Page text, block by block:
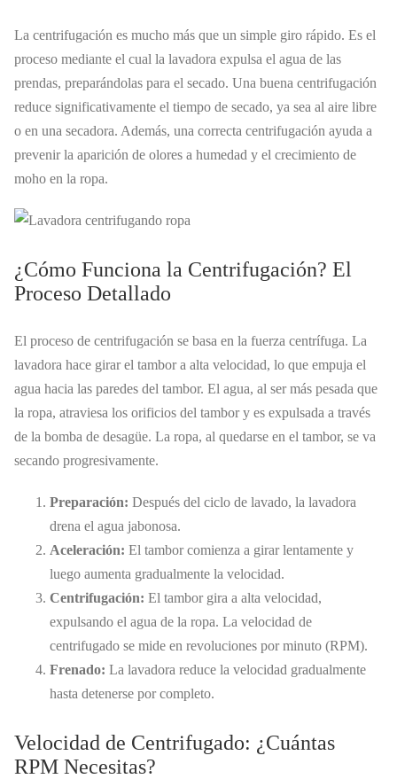
La centrifugación es mucho más que un simple giro rápido. Es el
proceso mediante el cual la lavadora expulsa el agua de las
prendas, preparándolas para el secado. Una buena centrifugación
reduce significativamente el tiempo de secado, ya sea al aire libre
o en una secadora. Además, una correcta centrifugación ayuda a
prevenir la aparición de olores a humedad y el crecimiento de
moho en la ropa.
¿Cómo Funciona la Centrifugación? El
Proceso Detallado
El proceso de centrifugación se basa en la fuerza centrífuga. La
lavadora hace girar el tambor a alta velocidad, lo que empuja el
agua hacia las paredes del tambor. El agua, al ser más pesada que
la ropa, atraviesa los orificios del tambor y es expulsada a través
de la bomba de desagüe. La ropa, al quedarse en el tambor, se va
secando progresivamente.
Preparación: Después del ciclo de lavado, la lavadora
drena el agua jabonosa.
Aceleración: El tambor comienza a girar lentamente y
luego aumenta gradualmente la velocidad.
Centrifugación: El tambor gira a alta velocidad,
expulsando el agua de la ropa. La velocidad de
centrifugado se mide en revoluciones por minuto (RPM).
Frenado: La lavadora reduce la velocidad gradualmente
hasta detenerse por completo.
Velocidad de Centrifugado: ¿Cuántas
RPM Necesitas?